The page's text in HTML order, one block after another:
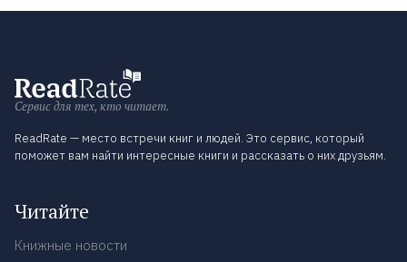
Сервис для тех, кто читает.
ReadRate — место встречи книг и людей. Это сервис, который
поможет вам найти интересные книги и рассказать о них друзьям.
Читайте
Книжные новости